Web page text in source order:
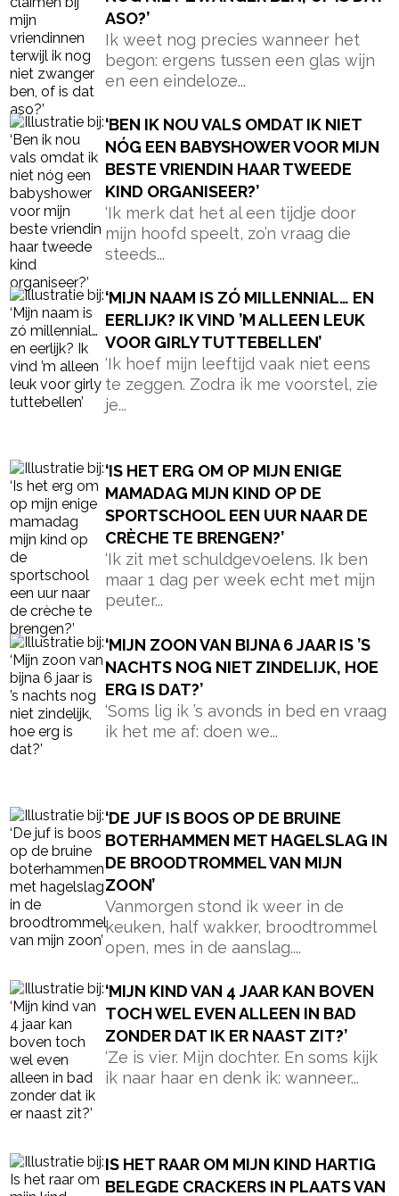
VOOR GIRLY TUTTEBELLEN’
‘Ik hoef mijn leeftijd vaak niet eens
te zeggen. Zodra ik me voorstel, zie
je...
‘IS HET ERG OM OP MIJN ENIGE
MAMADAG MIJN KIND OP DE
SPORTSCHOOL EEN UUR NAAR DE
CRÈCHE TE BRENGEN?’
‘Ik zit met schuldgevoelens. Ik ben
maar 1 dag per week echt met mijn
‘MIJN ZOON VAN BIJNA 6 JAAR IS ’S
NACHTS NOG NIET ZINDELIJK, HOE
ERG IS DAT?’
‘Soms lig ik ’s avonds in bed en vraag
ik het me af: doen we...
‘DE JUF IS BOOS OP DE BRUINE
BOTERHAMMEN MET HAGELSLAG IN
DE BROODTROMMEL VAN MIJN
ZOON’
Vanmorgen stond ik weer in de
keuken, half wakker, broodtrommel
‘MIJN KIND VAN 4 JAAR KAN BOVEN
TOCH WEL EVEN ALLEEN IN BAD
ZONDER DAT IK ER NAAST ZIT?’
‘Ze is vier. Mijn dochter. En soms kijk
IS HET RAAR OM MIJN KIND HARTIG
BELEGDE CRACKERS IN PLAATS VAN
BROOD MEE TE GEVEN NAAR
SCHOOL?
Elke ochtend sta ik weer voor
dezelfde vraag: wat stop ik vandaag
‘IS HET ERG ALS IK EEN MAAND IN
HET BUITENLAND ZIT VOOR MIJN
WERK EN MIJN BABY VAN 10
MAANDEN THUIS LAAT?’
‘IS HET LULLIG ALS IK MIJN OMA EN